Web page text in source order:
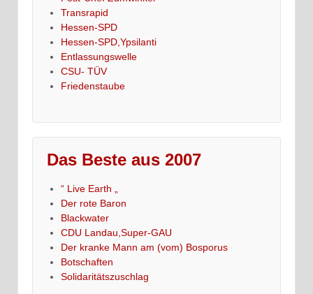
Transrapid
Hessen-SPD
Hessen-SPD,Ypsilanti
Entlassungswelle
CSU- TÜV
Friedenstaube
Das Beste aus 2007
“ Live Earth „
Der rote Baron
Blackwater
CDU Landau,Super-GAU
Der kranke Mann am (vom) Bosporus
Botschaften
Solidaritätszuschlag